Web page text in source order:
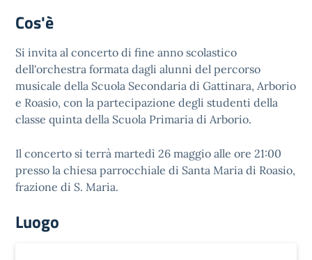
Cos'è
Si invita al concerto di fine anno scolastico
dell'orchestra formata dagli alunni del percorso
musicale della Scuola Secondaria di Gattinara, Arborio
e Roasio, con la partecipazione degli studenti della
classe quinta della Scuola Primaria di Arborio.
Il concerto si terrà martedì 26 maggio alle ore 21:00
presso la chiesa parrocchiale di Santa Maria di Roasio,
frazione di S. Maria.
Luogo